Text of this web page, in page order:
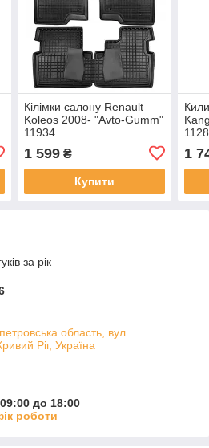
Кілімки салону Renault
Koleos 2008- "Avto-Gumm"
11934
1 599₴
Купити
1
за рік
область, вул.
Ріг, Україна
до 18:00
роботи